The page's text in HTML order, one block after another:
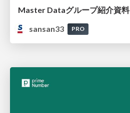
Master Dataグループ紹介資料
sansan33
PRO